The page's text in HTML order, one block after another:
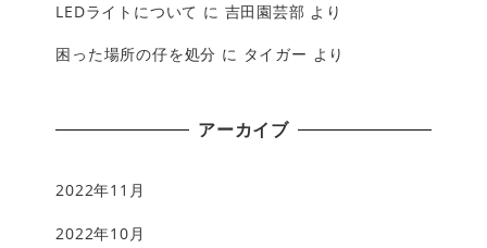
LEDライトについて に 吉田園芸部 より
困った場所の仔を処分 に タイガー より
アーカイブ
2022年11月
2022年10月